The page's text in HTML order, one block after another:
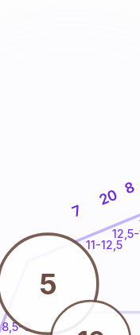
8,5-9
11-12,5
7
20 8
5